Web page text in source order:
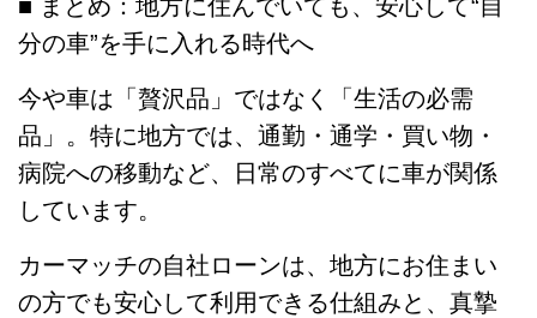
■ まとめ：地方に住んでいても、安心して“自
分の車”を手に入れる時代へ
今や車は「贅沢品」ではなく「生活の必需
品」。特に地方では、通勤・通学・買い物・
病院への移動など、日常のすべてに車が関係
しています。
カーマッチの自社ローンは、地方にお住まい
の方でも安心して利用できる仕組みと、真摯